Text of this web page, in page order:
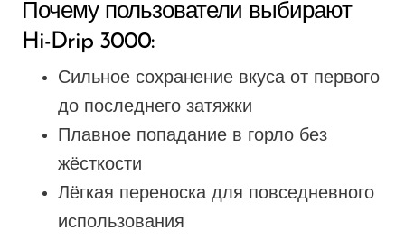
Почему пользователи выбирают
Hi-Drip 3000:
Сильное сохранение вкуса от первого
до последнего затяжки
Плавное попадание в горло без
жёсткости
Лёгкая переноска для повседневного
использования